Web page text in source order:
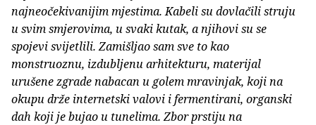
najneočekivanijim mjestima. Kabeli su dovlačili struju
u svim smjerovima, u svaki kutak, a njihovi su se
spojevi svijetlili. Zamišljao sam sve to kao
monstruoznu, izdubljenu arhitekturu, materijal
urušene zgrade nabacan u golem mravinjak, koji na
okupu drže internetski valovi i fermentirani, organski
dah koji je bujao u tunelima. Zbor prstiju na